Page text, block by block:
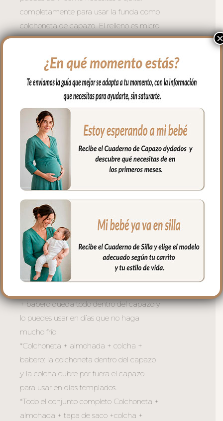
completamente para usar la funda como
colchoneta de capazo. El relleno es micro
fibra hueca para mayor confort del bebé
La funda y la tapa del saco quedan
dentro del capazo.
4. Colcha en piqué de algodón, va por
encima del capazo, cubriendo la parte
de arriba del capazo y los bordes en
lateral, es una colcha con cinturón para
que se ajuste mejor.
5. Babero o embozo va por encima de la
colcha en batista estampada.
Todas las piezas son independientes para
usar todo el conjunto completo o como
necesites dependiendo del momento y
de la temperatura:
*Sólo la colchoneta + almohada para
usar en verano o en casa sobre el capazo,
sobre la cuna…
+ babero queda todo dentro del capazo y
lo puedes usar en días que no haga
mucho frío.
*Colchoneta + almohada + colcha +
babero: la colchoneta dentro del capazo
y la colcha cubre por fuera el capazo
para usar en días templados.
*Todo el conjunto completo Colchoneta +
almohada + tapa de saco +colcha +
×